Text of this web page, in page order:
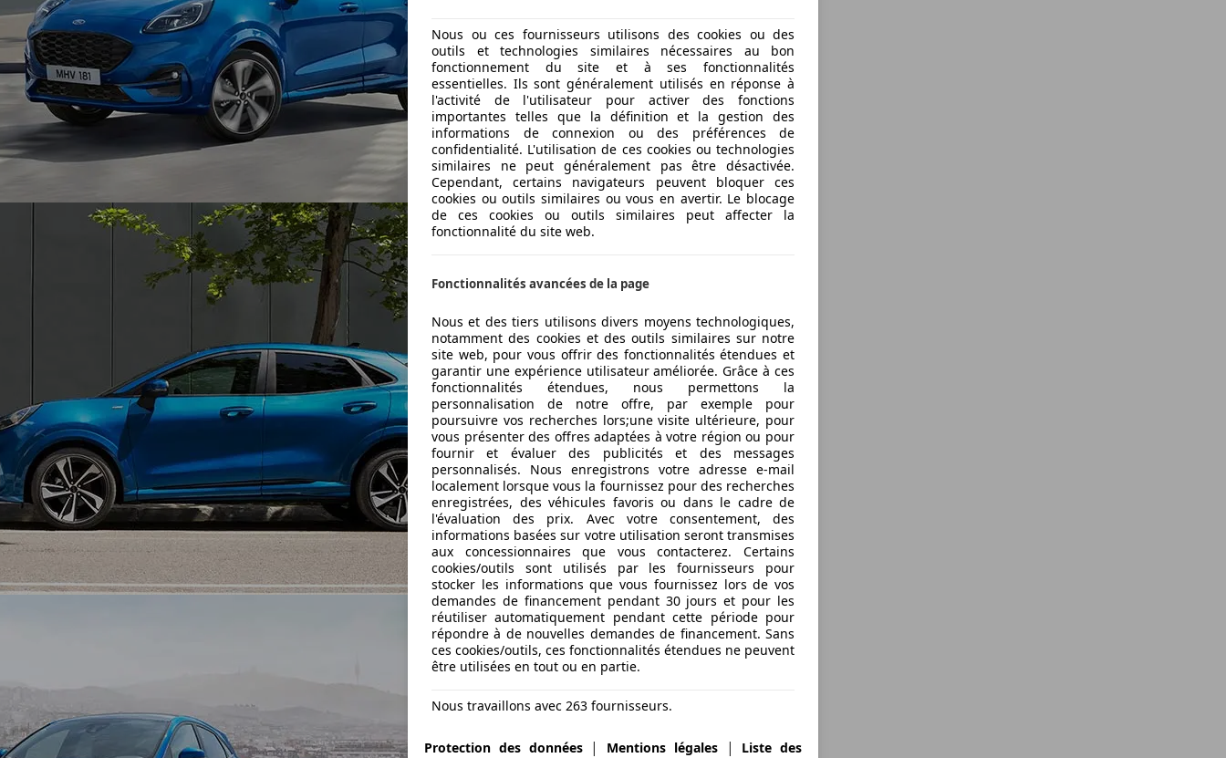
Nous ou ces fournisseurs utilisons des cookies ou des
outils et technologies similaires nécessaires au bon
fonctionnement du site et à ses fonctionnalités
essentielles. Ils sont généralement utilisés en réponse à
l'activité de l'utilisateur pour activer des fonctions
importantes telles que la définition et la gestion des
informations de connexion ou des préférences de
confidentialité. L'utilisation de ces cookies ou technologies
similaires ne peut généralement pas être désactivée.
Cependant, certains navigateurs peuvent bloquer ces
cookies ou outils similaires ou vous en avertir. Le blocage
de ces cookies ou outils similaires peut affecter la
fonctionnalité du site web.
Fonctionnalités avancées de la page
Nous et des tiers utilisons divers moyens technologiques,
notamment des cookies et des outils similaires sur notre
site web, pour vous offrir des fonctionnalités étendues et
garantir une expérience utilisateur améliorée. Grâce à ces
fonctionnalités étendues, nous permettons la
personnalisation de notre offre, par exemple pour
poursuivre vos recherches lors;une visite ultérieure, pour
vous présenter des offres adaptées à votre région ou pour
fournir et évaluer des publicités et des messages
personnalisés. Nous enregistrons votre adresse e-mail
localement lorsque vous la fournissez pour des recherches
enregistrées, des véhicules favoris ou dans le cadre de
l'évaluation des prix. Avec votre consentement, des
informations basées sur votre utilisation seront transmises
aux concessionnaires que vous contacterez. Certains
cookies/outils sont utilisés par les fournisseurs pour
stocker les informations que vous fournissez lors de vos
demandes de financement pendant 30 jours et pour les
réutiliser automatiquement pendant cette période pour
répondre à de nouvelles demandes de financement. Sans
ces cookies/outils, ces fonctionnalités étendues ne peuvent
être utilisées en tout ou en partie.
Nous travaillons avec 263 fournisseurs.
Protection des données| Mentions légales|
Liste des